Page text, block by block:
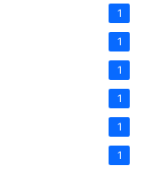
1
1
1
1
1
1